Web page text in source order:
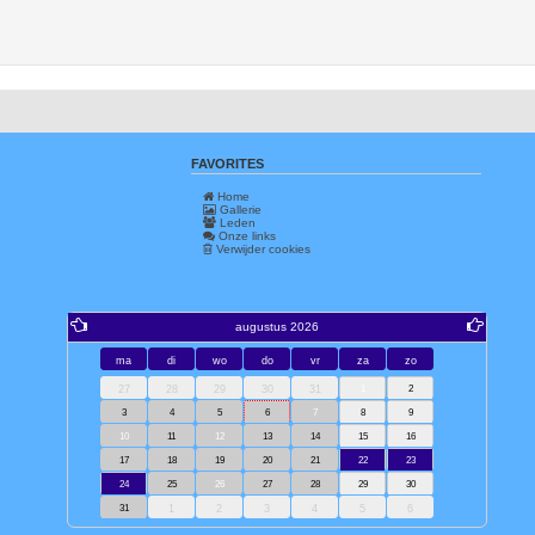
FAVORITES
Home
Gallerie
Leden
Onze links
Verwijder cookies
augustus 2026
ma di wo do vr za zo
27 28 29 30 31 2
3 4 5 6 7 8 9
10 11 12 13 14 15 16
17 18 19 20 21 22 23
24 25 26 27 28 29 30
31 2 3 4 5